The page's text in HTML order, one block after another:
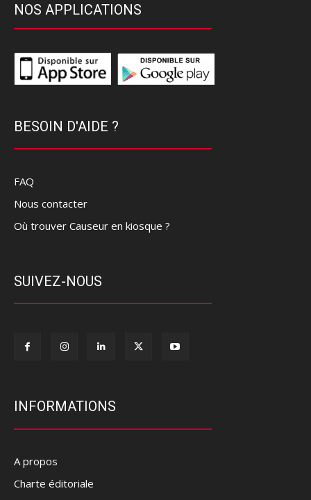
NOS APPLICATIONS
BESOIN D'AIDE ?
FAQ
Nous contacter
Où trouver Causeur en kiosque ?
SUIVEZ-NOUS
INFORMATIONS
A propos
Charte éditoriale